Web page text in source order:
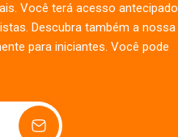
Você terá acesso antecipado
Descubra também a nossa
para iniciantes. Você pode